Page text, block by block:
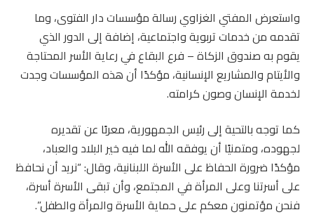
واستعرض المفتي الغزاوي رسالة مؤسسات دار الفتوى، وما
تقدمه من خدمات تربوية واجتماعية، إضافة إلى الدور الذي
يقوم به صندوق الزكاة – فرع البقاع في رعاية الأسر المحتاجة
والأيتام والمشاريع الإنسانية، مؤكدًا أن هذه المؤسسات وجدت
لخدمة الإنسان وصون كرامته.
كما توجه بالتحية إلى رئيس الجمهورية، معربًا عن تقديره
لجهوده، ومتمنيًا أن يوفقه الله لما فيه خير البلاد والعباد،
مؤكدًا ضرورة الحفاظ على الأسرة اللبنانية، وقال: “نريد أن نحافظ
على أسرتنا وعلى المرأة في المجتمع، وأن تبقى الأسرة أسرة،
فنحن مؤتمنون معكم على حماية الأسرة والمرأة والطفل”.